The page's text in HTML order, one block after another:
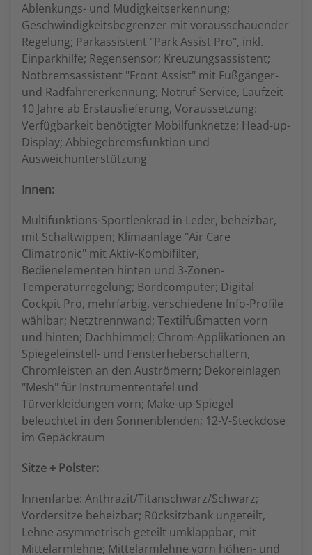
Ablenkungs- und Müdigkeitserkennung;
Geschwindigkeitsbegrenzer mit vorausschauender
Regelung; Parkassistent "Park Assist Pro", inkl.
Einparkhilfe; Regensensor; Kreuzungsassistent;
Notbremsassistent "Front Assist" mit Fußgänger-
und Radfahrererkennung; Notruf-Service, Laufzeit
10 Jahre ab Erstauslieferung, Voraussetzung:
Verfügbarkeit benötigter Mobilfunknetze; Head-up-
Display; Abbiegebremsfunktion und
Ausweichunterstützung
Innen:
Multifunktions-Sportlenkrad in Leder, beheizbar,
mit Schaltwippen; Klimaanlage "Air Care
Climatronic" mit Aktiv-Kombifilter,
Bedienelementen hinten und 3-Zonen-
Temperaturregelung; Bordcomputer; Digital
Cockpit Pro, mehrfarbig, verschiedene Info-Profile
wählbar; Netztrennwand; Textilfußmatten vorn
und hinten; Dachhimmel; Chrom-Applikationen an
Spiegeleinstell- und Fensterheberschaltern,
Chromleisten an den Auströmern; Dekoreinlagen
"Mesh" für Instrumententafel und
Türverkleidungen vorn; Make-up-Spiegel
beleuchtet in den Sonnenblenden; 12-V-Steckdose
im Gepäckraum
Sitze + Polster:
Innenfarbe: Anthrazit/Titanschwarz/Schwarz;
Vordersitze beheizbar; Rücksitzbank ungeteilt,
Lehne asymmetrisch geteilt umklappbar, mit
Mittelarmlehne; Mittelarmlehne vorn höhen- und